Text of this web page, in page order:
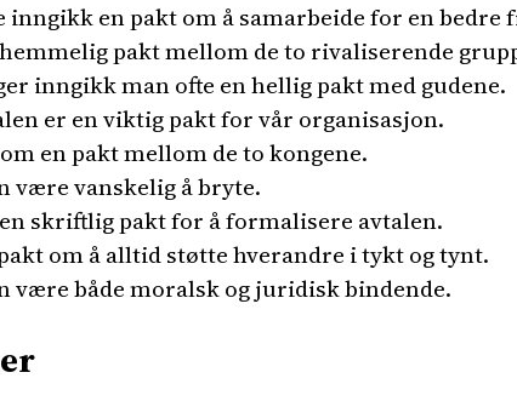
en pakt om å samarbeide for en bedre
pakt mellom de to rivaliserende
inngikk man ofte en hellig pakt med gudene.
er en viktig pakt for vår organisasjon.
en pakt mellom de to kongene.
være vanskelig å bryte.
skriftlig pakt for å formalisere avtalen.
om å alltid støtte hverandre i tykt og tynt.
være både moralsk og juridisk bindende.